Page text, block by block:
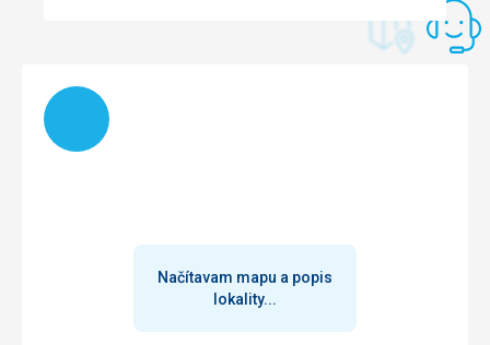
Načítam
Načítavam mapu a popis
lokality...